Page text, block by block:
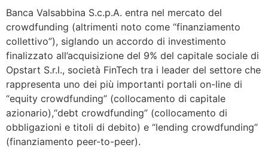
Banca Valsabbina S.c.p.A. entra nel mercato del
crowdfunding (altrimenti noto come “finanziamento
collettivo”), siglando un accordo di investimento
finalizzato all’acquisizione del 9% del capitale sociale di
Opstart S.r.l., società FinTech tra i leader del settore che
rappresenta uno dei più importanti portali on-line di
“equity crowdfunding” (collocamento di capitale
azionario),“debt crowdfunding” (collocamento di
obbligazioni e titoli di debito) e “lending crowdfunding”
(finanziamento peer-to-peer).